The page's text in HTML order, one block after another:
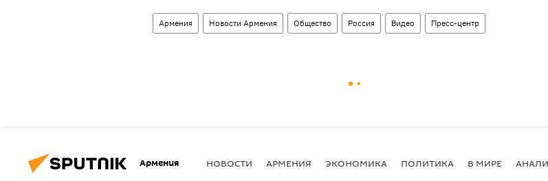
Армения Новости Армения Общество Россия Видео Пресс-центр
Армения НОВОСТИ АРМЕНИЯ ЭКОНОМИКА ПОЛИТИКА В МИРЕ